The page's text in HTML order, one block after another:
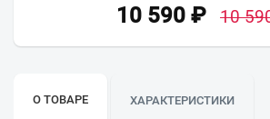
10 590 ₽ 10
О ТОВАРЕ ХАРАКТЕРИСТИКИ